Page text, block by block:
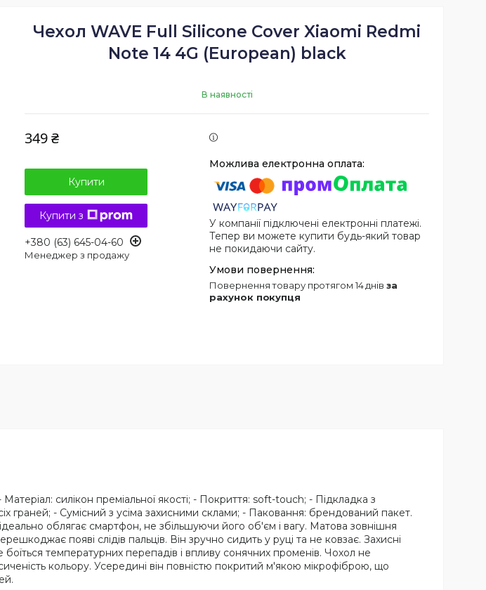
Чехол WAVE Full Silicone Cover Xiaomi Redmi
Note 14 4G (European) black
В наявності
349 ₴
Купити
Купити з
+380 (63) 645-04-60
Менеджер з продажу
У компанії підключені електронні платежі.
Тепер ви можете купити будь-який товар
не покидаючи сайту.
повернення товару протягом 14 днів за
рахунок покупця
силікон преміальної якості; - Покриття: soft-touch; - Підкладка з
граней; - Сумісний з усіма захисними склами; - Паковання: брендований пакет.
облягає смартфон, не збільшуючи його об'єм і вагу. Матова зовнішня
появі слідів пальців. Він зручно сидить у руці та не ковзає. Захисні
температурних перепадів і впливу сонячних променів. Чохол не
кольору. Усередині він повністю покритий м'якою мікрофіброю, що